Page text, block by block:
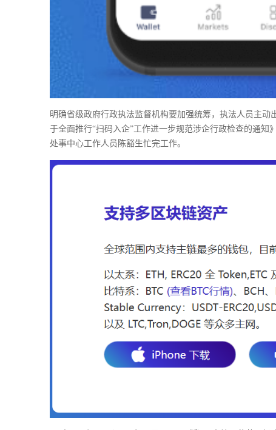
明确省级政府行政执法监督机构要加强统筹，执法人员主
于全面推行“扫码入企”工作进一步规范涉企行政检查的通
处事中心工作人员陈豁生忙完工作。